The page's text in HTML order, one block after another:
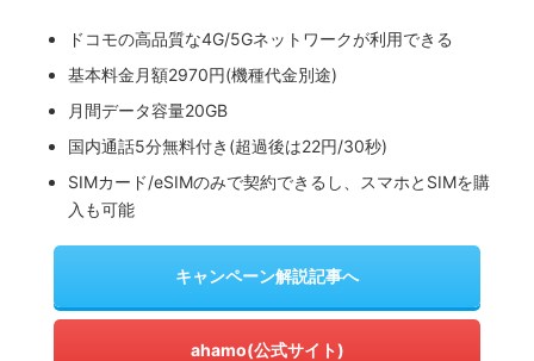
ドコモの高品質な4G/5Gネットワークが利用できる
基本料金月額2970円(機種代金別途)
月間データ容量20GB
国内通話5分無料付き(超過後は22円/30秒)
SIMカード/eSIMのみで契約できるし、スマホとSIMを購
入も可能
キャンペーン解説記事へ
ahamo(公式サイト)